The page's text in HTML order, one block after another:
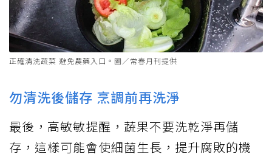
正確清洗蔬菜 避免農藥入口。圖／常春月刊提供
勿清洗後儲存 烹調前再洗淨
最後，高敏敏提醒，蔬果不要洗乾淨再儲
存，這樣可能會使細菌生長，提升腐敗的機